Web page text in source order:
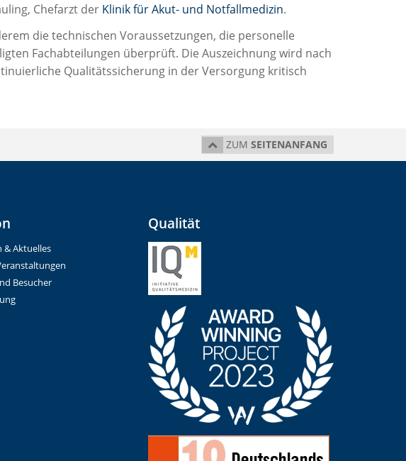
Chefarzt der Klinik für Akut- und Notfallmedizin.
die technischen Voraussetzungen, die personelle
Fachabteilungen überprüft. Die Auszeichnung wird nach
Qualitätssicherung in der Versorgung kritisch
ZUM SEITENANFANG
& Aktuelles
Besucher
Qualität